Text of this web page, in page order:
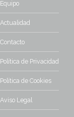
Equipo
Actualidad
Contacto
Política de Privacidad
Política de Cookies
Aviso Legal